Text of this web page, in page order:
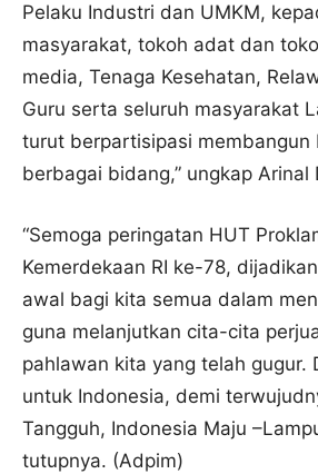
Pelaku Industri dan UMKM,
masyarakat, tokoh adat dan
media, Tenaga Kesehatan,
Guru serta seluruh masyarakat
turut berpartisipasi membangun
berbagai bidang,” ungkap Arinal
“Semoga peringatan HUT
Kemerdekaan RI ke-78,
awal bagi kita semua dalam
guna melanjutkan cita-cita
pahlawan kita yang telah gugur.
untuk Indonesia, demi
Tangguh, Indonesia Maju
tutupnya. (Adpim)